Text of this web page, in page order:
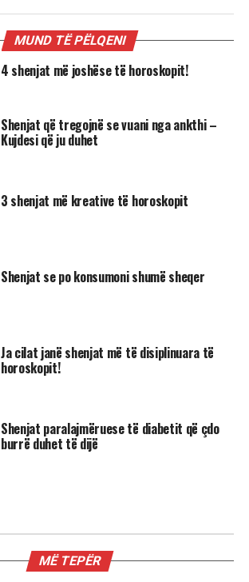
MUND TË PËLQENI
4 shenjat më joshëse të horoskopit!
Shenjat që tregojnë se vuani nga ankthi –
Kujdesi që ju duhet
3 shenjat më kreative të horoskopit
Shenjat se po konsumoni shumë sheqer
Ja cilat janë shenjat më të disiplinuara të
horoskopit!
Shenjat paralajmëruese të diabetit që çdo
burrë duhet të dijë